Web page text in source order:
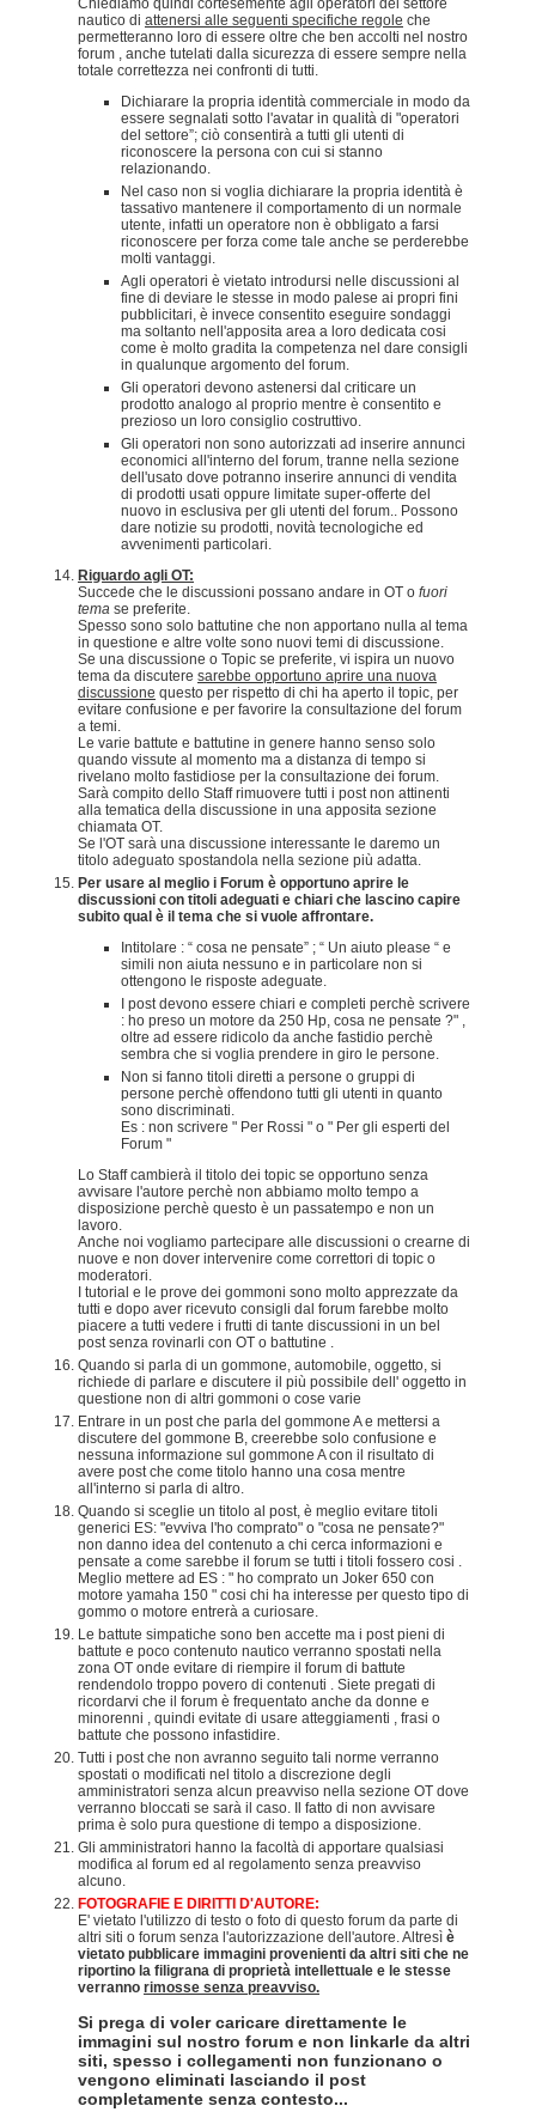
nautico di attenersi alle seguenti specifiche regole che
permetteranno loro di essere oltre che ben accolti nel nostro
forum , anche tutelati dalla sicurezza di essere sempre nella
totale correttezza nei confronti di tutti.
Dichiarare la propria identità commerciale in modo da
essere segnalati sotto l'avatar in qualità di "operatori
del settore”; ciò consentirà a tutti gli utenti di
riconoscere la persona con cui si stanno
relazionando.
Nel caso non si voglia dichiarare la propria identità è
tassativo mantenere il comportamento di un normale
utente, infatti un operatore non è obbligato a farsi
riconoscere per forza come tale anche se perderebbe
molti vantaggi.
Agli operatori è vietato introdursi nelle discussioni al
fine di deviare le stesse in modo palese ai propri fini
pubblicitari, è invece consentito eseguire sondaggi
ma soltanto nell'apposita area a loro dedicata cosi
come è molto gradita la competenza nel dare consigli
in qualunque argomento del forum.
Gli operatori devono astenersi dal criticare un
prodotto analogo al proprio mentre è consentito e
prezioso un loro consiglio costruttivo.
Gli operatori non sono autorizzati ad inserire annunci
economici all'interno del forum, tranne nella sezione
dell'usato dove potranno inserire annunci di vendita
di prodotti usati oppure limitate super-offerte del
nuovo in esclusiva per gli utenti del forum.. Possono
dare notizie su prodotti, novità tecnologiche ed
avvenimenti particolari.
Riguardo agli OT:
Succede che le discussioni possano andare in OT o fuori
tema se preferite.
Spesso sono solo battutine che non apportano nulla al tema
in questione e altre volte sono nuovi temi di discussione.
Se una discussione o Topic se preferite, vi ispira un nuovo
tema da discutere sarebbe opportuno aprire una nuova
discussione questo per rispetto di chi ha aperto il topic, per
evitare confusione e per favorire la consultazione del forum
a temi.
Le varie battute e battutine in genere hanno senso solo
quando vissute al momento ma a distanza di tempo si
rivelano molto fastidiose per la consultazione dei forum.
Sarà compito dello Staff rimuovere tutti i post non attinenti
alla tematica della discussione in una apposita sezione
chiamata OT.
Se l'OT sarà una discussione interessante le daremo un
titolo adeguato spostandola nella sezione più adatta.
Per usare al meglio i Forum è opportuno aprire le
discussioni con titoli adeguati e chiari che lascino capire
subito qual è il tema che si vuole affrontare.
Intitolare : “ cosa ne pensate” ; “ Un aiuto please “ e
simili non aiuta nessuno e in particolare non si
ottengono le risposte adeguate.
I post devono essere chiari e completi perchè scrivere
: ho preso un motore da 250 Hp, cosa ne pensate ?" ,
oltre ad essere ridicolo da anche fastidio perchè
sembra che si voglia prendere in giro le persone.
Non si fanno titoli diretti a persone o gruppi di
persone perchè offendono tutti gli utenti in quanto
sono discriminati.
Es : non scrivere " Per Rossi " o " Per gli esperti del
Forum "
Lo Staff cambierà il titolo dei topic se opportuno senza
avvisare l'autore perchè non abbiamo molto tempo a
disposizione perchè questo è un passatempo e non un
lavoro.
Anche noi vogliamo partecipare alle discussioni o crearne di
nuove e non dover intervenire come correttori di topic o
moderatori.
I tutorial e le prove dei gommoni sono molto apprezzate da
tutti e dopo aver ricevuto consigli dal forum farebbe molto
piacere a tutti vedere i frutti di tante discussioni in un bel
post senza rovinarli con OT o battutine .
Quando si parla di un gommone, automobile, oggetto, si
richiede di parlare e discutere il più possibile dell' oggetto in
questione non di altri gommoni o cose varie
Entrare in un post che parla del gommone A e mettersi a
discutere del gommone B, creerebbe solo confusione e
nessuna informazione sul gommone A con il risultato di
avere post che come titolo hanno una cosa mentre
all'interno si parla di altro.
Quando si sceglie un titolo al post, è meglio evitare titoli
generici ES: "evviva l'ho comprato" o "cosa ne pensate?"
non danno idea del contenuto a chi cerca informazioni e
pensate a come sarebbe il forum se tutti i titoli fossero cosi .
Meglio mettere ad ES : " ho comprato un Joker 650 con
motore yamaha 150 " cosi chi ha interesse per questo tipo di
gommo o motore entrerà a curiosare.
Le battute simpatiche sono ben accette ma i post pieni di
battute e poco contenuto nautico verranno spostati nella
zona OT onde evitare di riempire il forum di battute
rendendolo troppo povero di contenuti . Siete pregati di
ricordarvi che il forum è frequentato anche da donne e
minorenni , quindi evitate di usare atteggiamenti , frasi o
battute che possono infastidire.
Tutti i post che non avranno seguito tali norme verranno
spostati o modificati nel titolo a discrezione degli
amministratori senza alcun preavviso nella sezione OT dove
verranno bloccati se sarà il caso. Il fatto di non avvisare
prima è solo pura questione di tempo a disposizione.
Gli amministratori hanno la facoltà di apportare qualsiasi
modifica al forum ed al regolamento senza preavviso
alcuno.
FOTOGRAFIE E DIRITTI D'AUTORE:
E' vietato l'utilizzo di testo o foto di questo forum da parte di
altri siti o forum senza l'autorizzazione dell'autore. Altresì è
vietato pubblicare immagini provenienti da altri siti che ne
riportino la filigrana di proprietà intellettuale e le stesse
verranno rimosse senza preavviso.
Si prega di voler caricare direttamente le
immagini sul nostro forum e non linkarle da altri
siti, spesso i collegamenti non funzionano o
vengono eliminati lasciando il post
completamente senza contesto...